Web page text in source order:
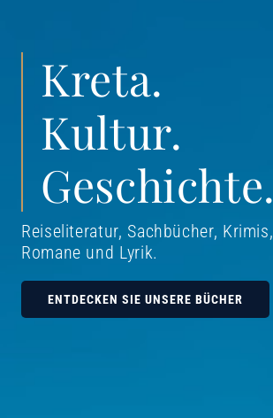
Kreta.
Kultur.
Geschichte.
Reiseliteratur, Sachbücher, Krimis,
Romane und Lyrik.
ENTDECKEN SIE UNSERE BÜCHER